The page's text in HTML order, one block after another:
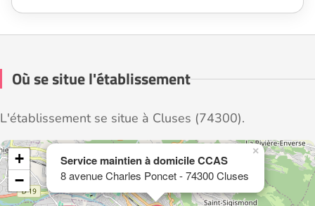
Où se situe l'établissement
L'établissement se situe à Cluses (74300).
Service maintien à domicile CCAS
8 avenue Charles Poncet - 74300 Cluses
×
+
−